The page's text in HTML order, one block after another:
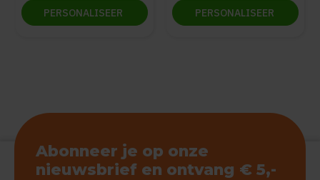
PERSONALISEER PERSONALISEER
Abonneer je op onze
nieuwsbrief en ontvang € 5,-